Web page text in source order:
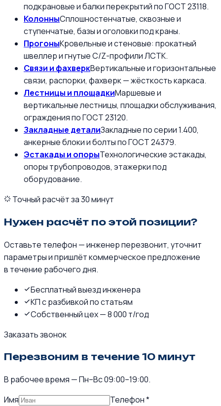
подкрановые и балки перекрытий по ГОСТ 23118.
КолонныСплошностенчатые, сквозные и
ступенчатые, базы и оголовки под краны.
ПрогоныКровельные и стеновые: прокатный
швеллер и гнутые С/Z-профили ЛСТК.
Связи и фахверкВертикальные и горизонтальные
связи, распорки, фахверк — жёсткость каркаса.
Лестницы и площадкиМаршевые и
вертикальные лестницы, площадки обслуживания,
ограждения по ГОСТ 23120.
Закладные деталиЗакладные по серии 1.400,
анкерные блоки и болты по ГОСТ 24379.
Эстакады и опорыТехнологические эстакады,
опоры трубопроводов, этажерки под
оборудование.
Точный расчёт за 30 минут
Нужен расчёт по этой позиции?
Оставьте телефон — инженер перезвонит, уточнит
параметры и пришлёт коммерческое предложение
в течение рабочего дня.
Бесплатный выезд инженера
КП с разбивкой по статьям
Собственный цех — 8 000 т/год
Заказать звонок
Перезвоним в течение 10 минут
В рабочее время — Пн–Вс 09:00–19:00.
Имя
Телефон *